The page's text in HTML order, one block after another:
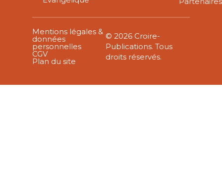
Mentions légales &
données
personnelles
CGV
Plan du site
© 2026 Croire-
Publications. Tous
droits réservés.